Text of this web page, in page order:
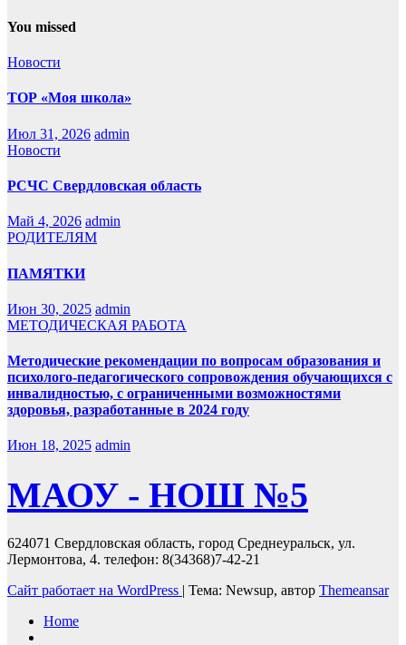
You missed
Новости
ТОР «Моя школа»
Июл 31, 2026 admin
Новости
РСЧС Свердловская область
Май 4, 2026 admin
РОДИТЕЛЯМ
ПАМЯТКИ
Июн 30, 2025 admin
МЕТОДИЧЕСКАЯ РАБОТА
Методические рекомендации по вопросам образования и
психолого-педагогического сопровождения обучающихся с
инвалидностью, с ограниченными возможностями
здоровья, разработанные в 2024 году
Июн 18, 2025 admin
МАОУ - НОШ №5
624071 Свердловская область, город Среднеуральск, ул.
Лермонтова, 4. телефон: 8(34368)7-42-21
Сайт работает на WordPress | Тема: Newsup, автор Themeansar
Home